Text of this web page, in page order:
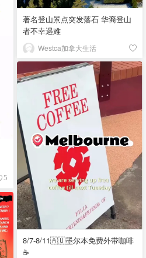
著名登山景点突发落石 华裔登山
者不幸遇难
Westca加拿大生活
5
8/7-8/11🇦🇺墨尔本免费外带咖啡
☕